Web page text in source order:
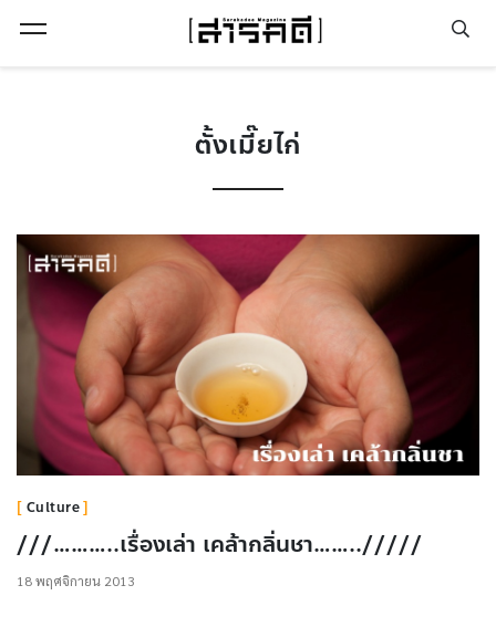
ตั้งเมี๊ยไก่
Culture
///………..เรื่องเล่า เคล้ากลิ่นชา……../////
18 พฤศจิกายน 2013